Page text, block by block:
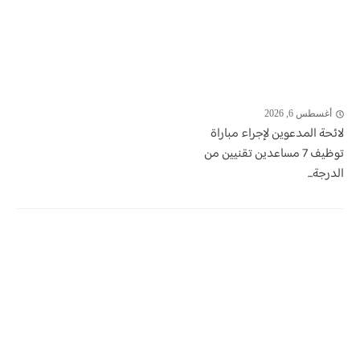
أغسطس 6, 2026
لائحة المدعوين لإجراء مباراة
توظيف 7 مساعدين تقنيين من
الدرجة...